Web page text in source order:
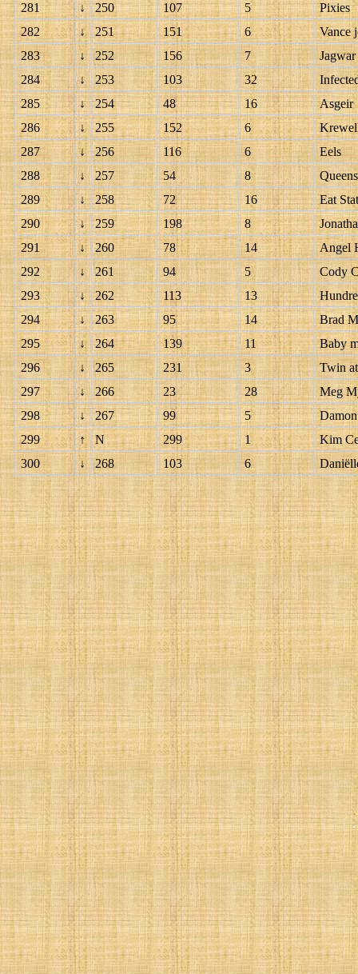
281
↓ 250 107 5
Pixies
282
↓ 251 151 6
Vance
283
↓ 252 156 7
284
↓ 253 103 32
285
↓ 254 48 16
Asgeir
286
↓ 255 152 6
287
↓ 256 116 6
Eels
288
↓ 257 54 8
289
↓ 258 72 16
Eat
290
↓ 259 198 8
291
↓ 260 78 14
Angel
292
↓ 261 94 5
Cody
293
↓ 262 113 13
294
↓ 263 95 14
Brad
295
↓ 264 139 11
Baby
296
↓ 265 231 3
Twin
297
↓ 266 23 28
Meg
298
↓ 267 99 5
299
↑ N 299 1
Kim
300
↓ 268 103 6